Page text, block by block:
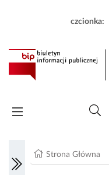
czcionka:
Strona Główna